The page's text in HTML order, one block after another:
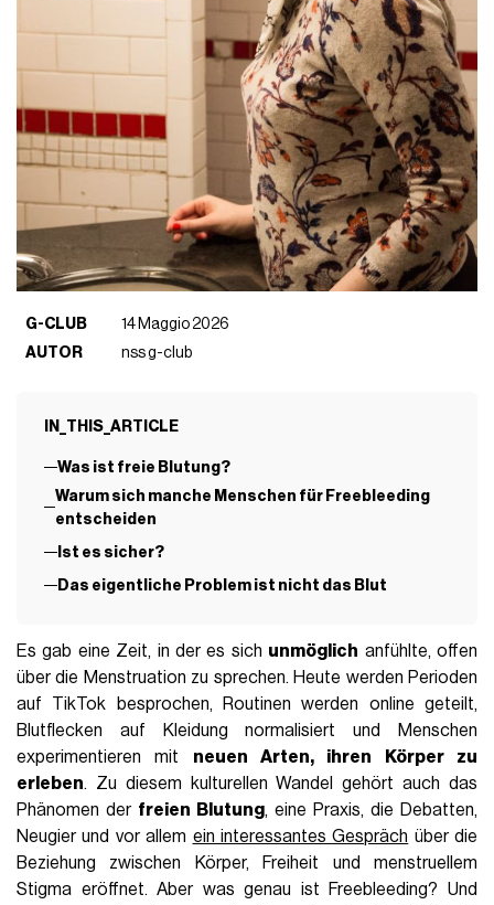
G-CLUB
14 Maggio 2026
AUTOR
nss g-club
IN_THIS_ARTICLE
Was ist freie Blutung?
Warum sich manche Menschen für Freebleeding
entscheiden
Ist es sicher?
Das eigentliche Problem ist nicht das Blut
Es gab eine Zeit, in der es sich unmöglich anfühlte, offen
über die Menstruation zu sprechen. Heute werden Perioden
auf TikTok besprochen, Routinen werden online geteilt,
Blutflecken auf Kleidung normalisiert und Menschen
experimentieren mit neuen Arten, ihren Körper zu
erleben. Zu diesem kulturellen Wandel gehört auch das
Phänomen der freien Blutung, eine Praxis, die Debatten,
Neugier und vor allem ein interessantes Gespräch über die
Beziehung zwischen Körper, Freiheit und menstruellem
Stigma eröffnet. Aber was genau ist Freebleeding? Und